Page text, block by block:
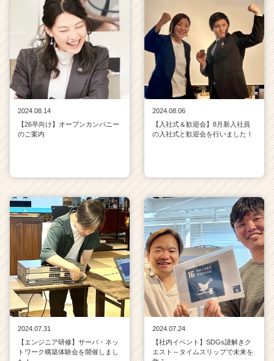
e
e
r
C
a
r
e
e
2024.08.14
【26卒向け】オープンカンパニー
のご案内
2024.08.06
【入社式＆歓迎会】8月新入社員
の入社式と歓迎会を行いました！
2024.07.31
【エンジニア研修】サーバ・ネッ
トワーク構築体験会を開催しまし
2024.07.24
【社内イベント】SDGs謎解きク
エスト～タイムスリップで未来を